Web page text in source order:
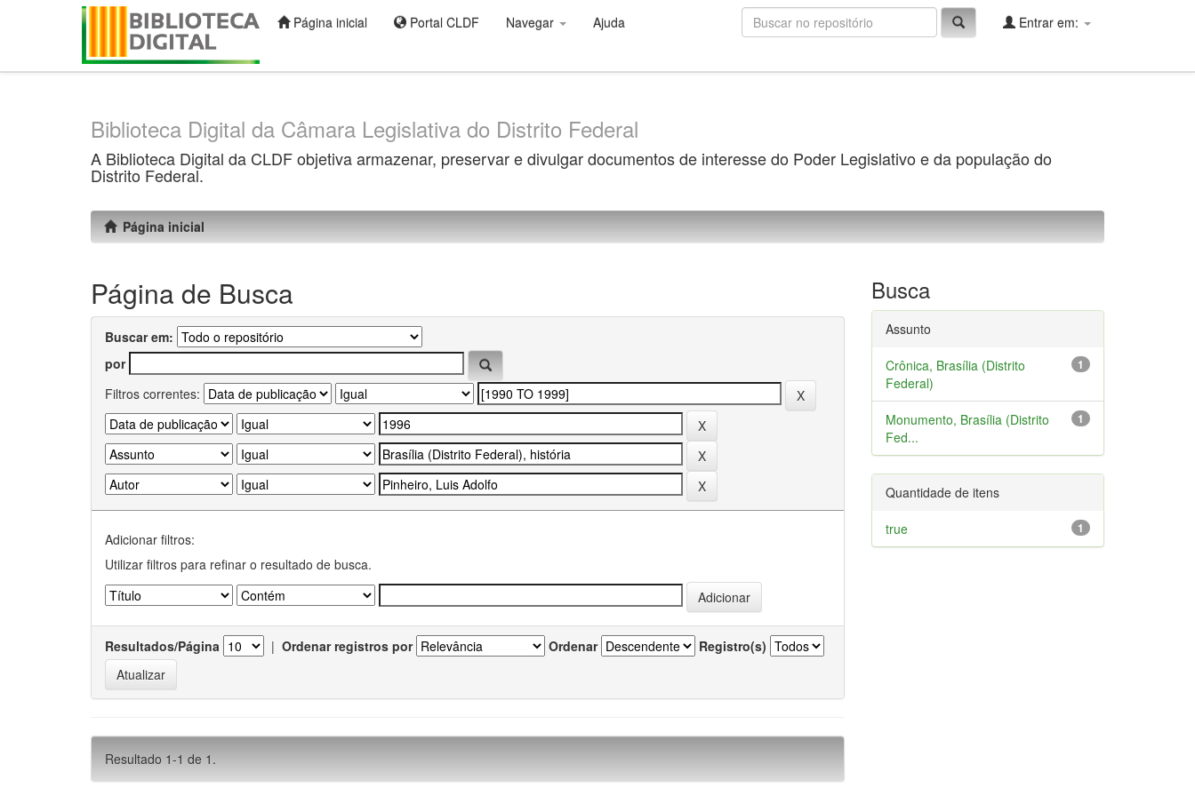
Página inicial Portal CLDF Navegar Ajuda Entrar em:
Biblioteca Digital da Câmara Legislativa do Distrito Federal
A Biblioteca Digital da CLDF objetiva armazenar, preservar e divulgar documentos de interesse do Poder Legislativo e da população do
Distrito Federal.
Página inicial
Página de Busca
Buscar em:
por
Filtros correntes:
Adicionar filtros:
Utilizar filtros para refinar o resultado de busca.
Resultados/Página | Ordenar registros por Ordenar Registro(s)
Resultado 1-1 de 1.
Busca
Assunto
1
Crônica, Brasília (Distrito
Federal)
1
Monumento, Brasília (Distrito
Fed...
Quantidade de itens
1
true